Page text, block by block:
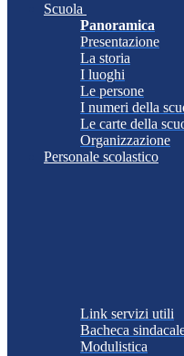
Scuola
Panoramica
Presentazione
La storia
I luoghi
Le persone
I numeri della
Le carte della
Organizzazione
Personale scolastico
Link servizi utili
Bacheca
Modulistica